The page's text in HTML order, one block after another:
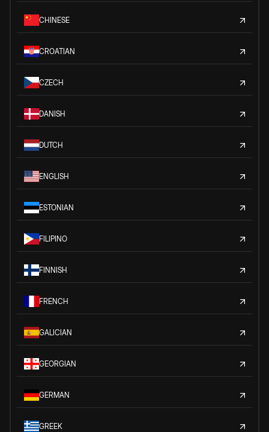
CHINESE
CROATIAN
CZECH
DANISH
DUTCH
ENGLISH
ESTONIAN
FILIPINO
FINNISH
FRENCH
GALICIAN
GEORGIAN
GERMAN
GREEK